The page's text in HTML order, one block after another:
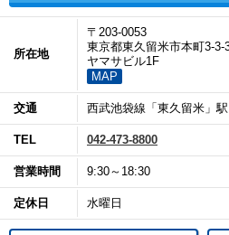
所在地
〒203-0053
東京都東久留米市本町3-3-
ヤマサビル1F
MAP
交通 西武池袋線「東久留米」
TEL 042-473-8800
営業時間 9:30～18:30
定休日 水曜日